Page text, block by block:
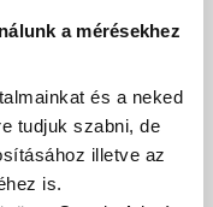
a mérésekhez
és a neked
tudjuk szabni, de
illetve az
is.